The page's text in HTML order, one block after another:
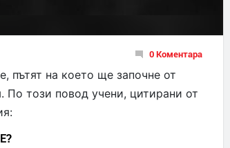
0 Коментара
пътят на което ще започне от
По този повод учени, цитирани от